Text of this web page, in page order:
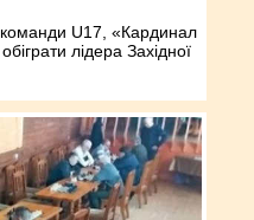
U17, «Кардинал
лідера Західної